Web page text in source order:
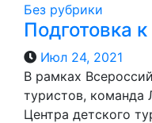
Без рубрики
Подготовка
Июл 24, 2021
В рамках
туристов, команда
Центра детского